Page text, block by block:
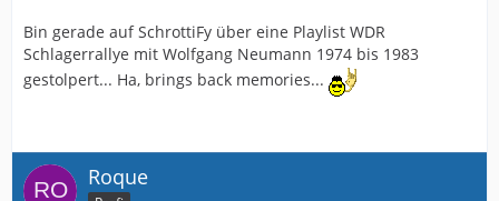
Bin gerade auf SchrottiFy über eine Playlist WDR
Schlagerrallye mit Wolfgang Neumann 1974 bis 1983
gestolpert... Ha, brings back memories...
Roque